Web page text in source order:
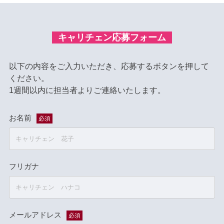
キャリチェン応募フォーム
以下の内容をご入力いただき、応募するボタンを押して
ください。
1週間以内に担当者よりご連絡いたします。
お名前 必須
フリガナ
メールアドレス 必須